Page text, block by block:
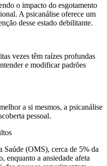
o impacto do esgotamento
A psicanálise oferece um
desse estado debilitante.
vezes têm raízes profundas
e modificar padrões
a si mesmos, a psicanálise
pessoal.
Saúde (OMS), cerca de 5% da
enquanto a ansiedade afeta